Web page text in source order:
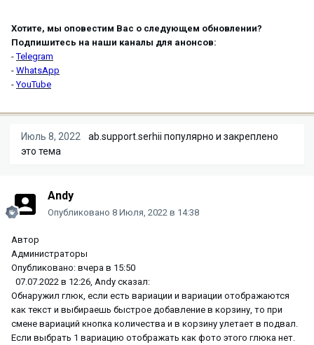
Хотите, мы оповестим Вас о следующем обновлении?
Подпишитесь на наши каналы для анонсов:
-Telegram
- WhatsApp
-YouTube
Июль 8, 2022 ab.support.serhii популярно и закреплено
это тема
Andy
Опубликовано 8 Июля, 2022 в 14:38
Автор
Администраторы
Опубликовано: вчера в 15:50
07.07.2022 в 12:26, Andy сказал:
Обнаружил глюк, если есть вариации и вариации отображаются
как текст и выбираешь быстрое добавление в корзину, то при
смене вариаций кнопка количества и в корзину улетает в подвал.
Если выбрать 1 вариацию отображать как фото этого глюка нет.